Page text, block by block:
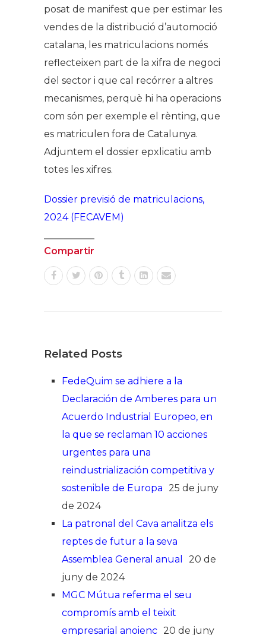
posat de manifest que per estimar les
vendes de la distribució d’automoció
catalana, les matriculacions només
reflecteixen part de la xifra de negoci
del sector i que cal recórrer a altres
mecanismes, perquè hi ha operacions
com són per exemple el rènting, que
es matriculen fora de Catalunya.
Adjuntem el dossier epxlicatiu amb
totes les xifres.
Dossier previsió de matriculacions,
2024 (FECAVEM)
Compartir
Related Posts
FedeQuim se adhiere a la
Declaración de Amberes para un
Acuerdo Industrial Europeo, en
la que se reclaman 10 acciones
urgentes para una
reindustrialización competitiva y
sostenible de Europa 25 de juny
de 2024
La patronal del Cava analitza els
reptes de futur a la seva
Assemblea General anual
20 de
juny de 2024
MGC Mútua referma el seu
compromís amb el teixit
empresarial anoienc 20 de juny